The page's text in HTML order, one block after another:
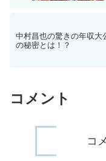
中村昌也の驚きの年収大
の秘密とは！？
コメント
コ